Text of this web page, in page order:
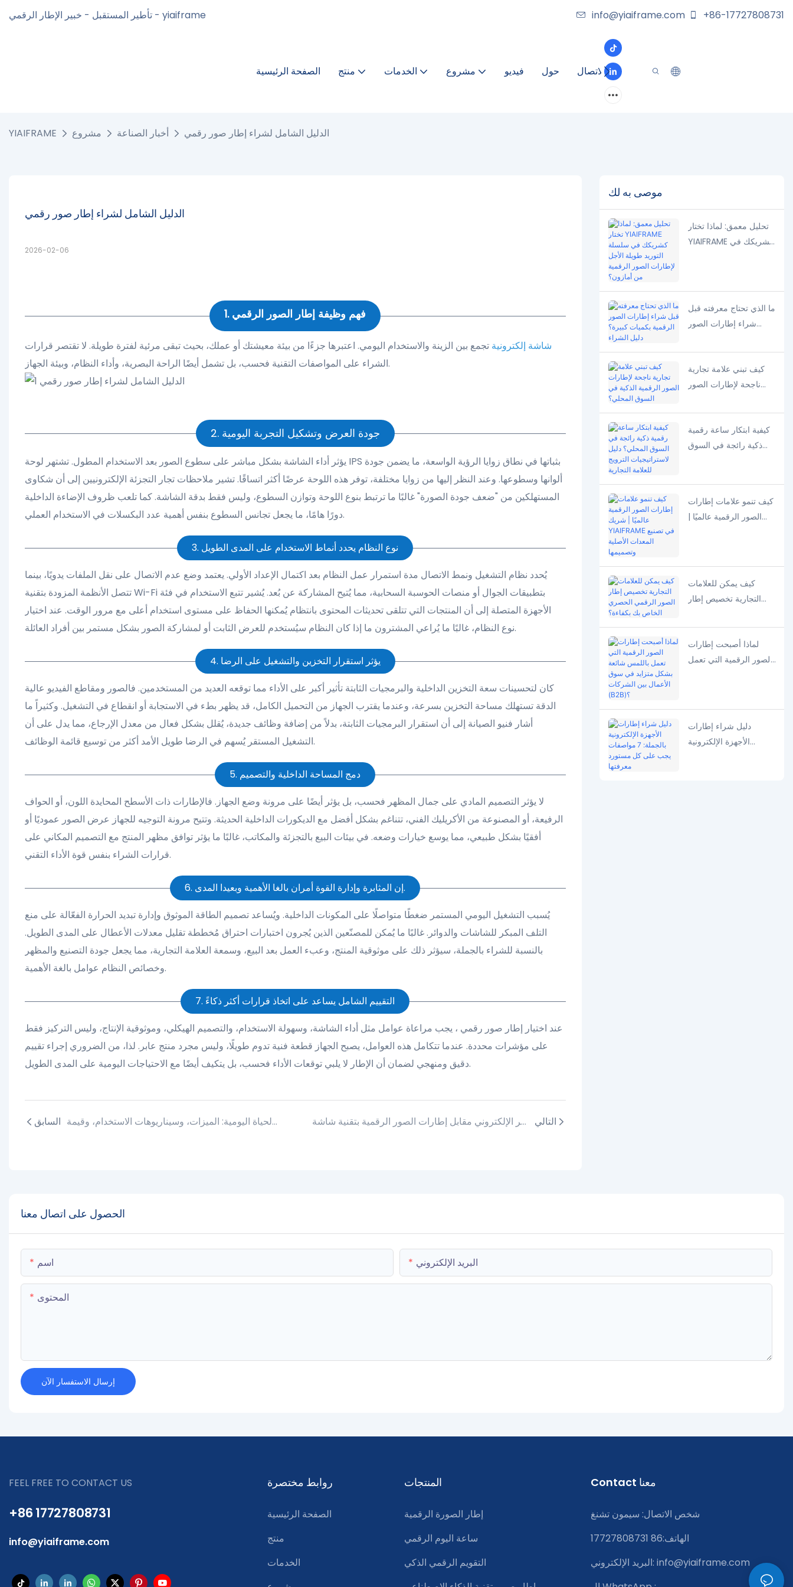
تأطير المستقبل - خبير الإطار الرقمي - yiaiframe info@yiaiframe.com +86-17727808731
الصفحة الرئيسية منتج الخدمات مشروع فيديو حول الاتصال
YIAIFRAME مشروع أخبار الصناعة الدليل الشامل لشراء إطار صور رقمي
الدليل الشامل لشراء إطار صور رقمي
2026-02-06
1. فهم وظيفة إطار الصور الرقمي
شاشة إلكترونية تجمع بين الزينة والاستخدام اليومي. اعتبرها جزءًا من بيئة معيشتك أو عملك، بحيث تبقى مرئية لفترة طويلة. لا تقتصر قرارات
الشراء على المواصفات التقنية فحسب، بل تشمل أيضًا الراحة البصرية، وأداء النظام، وبيئة الجهاز.
2. جودة العرض وتشكيل التجربة اليومية
يؤثر أداء الشاشة بشكل مباشر على سطوع الصور بعد الاستخدام المطول. تشتهر لوحة IPS بثباتها في نطاق زوايا الرؤية الواسعة، ما يضمن جودة
ألوانها وسطوعها. وعند النظر إليها من زوايا مختلفة، توفر هذه اللوحة عرضًا أكثر اتساقًا. تشير ملاحظات تجار التجزئة الإلكترونيين إلى أن شكاوى
المستهلكين من "ضعف جودة الصورة" غالبًا ما ترتبط بنوع اللوحة وتوازن السطوع، وليس فقط بدقة الشاشة. كما تلعب ظروف الإضاءة الداخلية
دورًا هامًا، ما يجعل تجانس السطوع بنفس أهمية عدد البكسلات في الاستخدام العملي.
3. نوع النظام يحدد أنماط الاستخدام على المدى الطويل
يُحدد نظام التشغيل ونمط الاتصال مدة استمرار عمل النظام بعد اكتمال الإعداد الأولي. يعتمد وضع عدم الاتصال على نقل الملفات يدويًا، بينما
تتصل الأنظمة المزودة بتقنية Wi-Fi بتطبيقات الجوال أو منصات الحوسبة السحابية، مما يُتيح المشاركة عن بُعد. يُشير تتبع الاستخدام في فئة
الأجهزة المتصلة إلى أن المنتجات التي تتلقى تحديثات المحتوى بانتظام يُمكنها الحفاظ على مستوى استخدام أعلى مع مرور الوقت. عند اختيار
نوع النظام، غالبًا ما يُراعي المشترون ما إذا كان النظام سيُستخدم للعرض الثابت أو لمشاركة الصور بشكل مستمر بين أفراد العائلة.
4. يؤثر استقرار التخزين والتشغيل على الرضا
كان لتحسينات سعة التخزين الداخلية والبرمجيات الثابتة تأثير أكبر على الأداء مما توقعه العديد من المستخدمين. فالصور ومقاطع الفيديو عالية
الدقة تستهلك مساحة التخزين بسرعة، وعندما يقترب الجهاز من التحميل الكامل، قد يظهر بطء في الاستجابة أو انقطاع في التشغيل. وكثيراً ما
أشار فنيو الصيانة إلى أن استقرار البرمجيات الثابتة، بدلاً من إضافة وظائف جديدة، يُقلل بشكل فعال من معدل الإرجاع، مما يدل على أن
التشغيل المستقر يُسهم في الرضا طويل الأمد أكثر من توسيع قائمة الوظائف.
5. دمج المساحة الداخلية والتصميم
لا يؤثر التصميم المادي على جمال المظهر فحسب، بل يؤثر أيضًا على مرونة وضع الجهاز. فالإطارات ذات الأسطح المحايدة اللون، أو الحواف
الرفيعة، أو المصنوعة من الأكريليك الفني، تتناغم بشكل أفضل مع الديكورات الداخلية الحديثة. وتتيح مرونة التوجيه للجهاز عرض الصور عموديًا أو
أفقيًا بشكل طبيعي، مما يوسع خيارات وضعه. في بيئات البيع بالتجزئة والمكاتب، غالبًا ما يؤثر توافق مظهر المنتج مع التصميم المكاني على
قرارات الشراء بنفس قوة الأداء التقني.
6. إن المثابرة وإدارة القوة أمران بالغا الأهمية وبعيدا المدى.
يُسبب التشغيل اليومي المستمر ضغطًا متواصلًا على المكونات الداخلية. ويُساعد تصميم الطاقة الموثوق وإدارة تبديد الحرارة الفعّالة على منع
التلف المبكر للشاشات والدوائر. غالبًا ما يُمكن للمصنّعين الذين يُجرون اختبارات احتراق مُخططة تقليل معدلات الأعطال على المدى الطويل.
بالنسبة للشراء بالجملة، سيؤثر ذلك على موثوقية المنتج، وعبء العمل بعد البيع، وسمعة العلامة التجارية، مما يجعل جودة التصنيع والمظهر
وخصائص النظام عوامل بالغة الأهمية.
7. التقييم الشامل يساعد على اتخاذ قرارات أكثر ذكاءً
عند اختيارإطار صور رقمي ، يجب مراعاة عوامل مثل أداء الشاشة، وسهولة الاستخدام، والتصميم الهيكلي، وموثوقية الإنتاج، وليس التركيز فقط
على مؤشرات محددة. عندما تتكامل هذه العوامل، يصبح الجهاز قطعة فنية تدوم طويلًا، وليس مجرد منتج عابر. لذا، من الضروري إجراء تقييم
دقيق ومنهجي لضمان أن الإطار لا يلبي توقعات الأداء فحسب، بل يتكيف أيضًا مع الاحتياجات اليومية على المدى الطويل.
السابق الساعات الرقمية في الحياة اليومية: الميزات، وسيناريوهات الاستخدام، وقيمة YIAIFRAME إطارات الصور الفنية بتقنية الحبر الإلكتروني مقابل إطارات الصور الرقمية بتقنية شاشة LCD عالية الدقة: كيف تختار؟ التالي
موصى به لك
تحليل معمق: لماذا تختار
YIAIFRAME كشريكك في
ما الذي تحتاج معرفته قبل
شراء إطارات الصور
دليل الشراء
كيف تبني علامة تجارية
ناجحة لإطارات الصور
المحلي؟
كيفية ابتكار ساعة رقمية
ذكية رائجة في السوق
كيف تنمو علامات إطارات
الصور الرقمية عالميًا |
كيف يمكن للعلامات
التجارية تخصيص إطار
الخاص بك بكفاءة؟
لماذا أصبحت إطارات
الصور الرقمية التي تعمل
دليل شراء إطارات
الأجهزة الإلكترونية
الحصول على اتصال معنا
اسم البريد الإلكتروني
المحتوى
إرسال الاستفسار الآن
FEEL FREE TO CONTACT US
+86 17727808731
info@yiaiframe.com
روابط مختصرة
الصفحة الرئيسية
منتج
الخدمات
المنتجات
إطار الصورة الرقمية
ساعة اليوم الرقمي
التقويم الرقمي الذكي
Contact معنا
شخص الاتصال: سيمون تشنغ
الهاتف:86 17727808731
البريد الإلكتروني: info@yiaiframe.com